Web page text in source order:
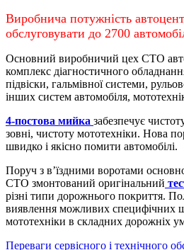
Виробнича потужність
обслуговувати до 2700
Основний виробничий цех СТО
комплекс діагностичного
підвіски, гальмівної системи,
інших систем автомобіля,
4-постова мийка забезпечує
зовні, чистоту мототехніки. Нова
швидко і якісно помити автомобілі.
Поруч з в’їздними воротами
СТО змонтований оригінальний
різні типи дорожнього покриття.
виявлення можливих специфічних
мототехніки в складних дорожніх
Переваги сервісного і технічного